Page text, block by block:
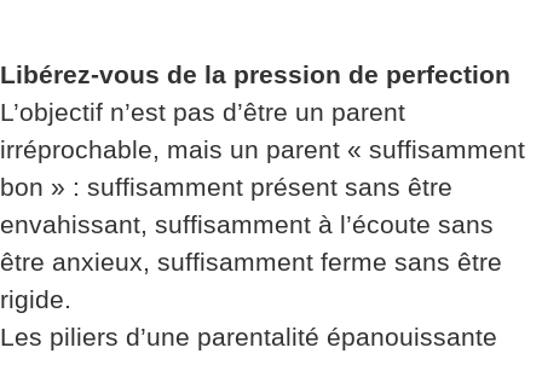
Libérez-vous de la pression de perfection
L’objectif n’est pas d’être un parent
irréprochable, mais un parent « suffisamment
bon » : suffisamment présent sans être
envahissant, suffisamment à l’écoute sans
être anxieux, suffisamment ferme sans être
rigide.
Les piliers d’une parentalité épanouissante